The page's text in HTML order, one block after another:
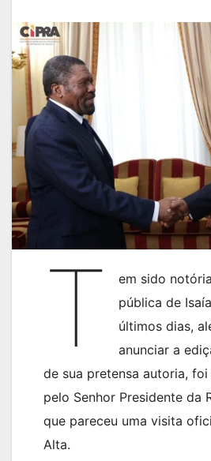
T
em sido
pública de
últimos dias,
anunciar a
de sua pretensa autoria,
pelo Senhor Presidente da
que pareceu uma visita
Alta.